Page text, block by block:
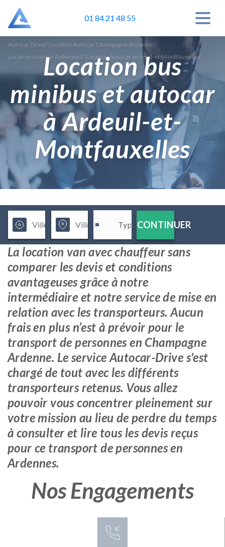
01 84 21 48 55
Autocar Drive/ Location Autocar Champagne Ardenne/
Location Autocar Ardennes/ Location Autocar Ardeuil-et-Montfauxelles
Location bus
minibus et autocar
à Ardeuil-et-
Montfauxelles
CONTINUER
La location van avec chauffeur sans
comparer les devis et conditions
avantageuses grâce à notre
intermédiaire et notre service de mise en
relation avec les transporteurs. Aucun
frais en plus n’est à prévoir pour le
transport de personnes en Champagne
Ardenne. Le service Autocar-Drive s'est
chargé de tout avec les différents
transporteurs retenus. Vous allez
pouvoir vous concentrer pleinement sur
votre mission au lieu de perdre du temps
à consulter et lire tous les devis reçus
pour ce transport de personnes en
Ardennes.
Nos Engagements